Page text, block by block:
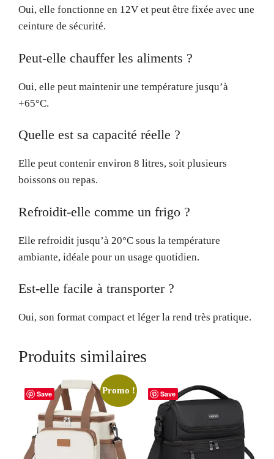
Oui, elle fonctionne en 12V et peut être fixée avec une
ceinture de sécurité.
Peut-elle chauffer les aliments ?
Oui, elle peut maintenir une température jusqu’à
+65°C.
Quelle est sa capacité réelle ?
Elle peut contenir environ 8 litres, soit plusieurs
boissons ou repas.
Refroidit-elle comme un frigo ?
Elle refroidit jusqu’à 20°C sous la température
ambiante, idéale pour un usage quotidien.
Est-elle facile à transporter ?
Oui, son format compact et léger la rend très pratique.
Produits similaires
Save Promo ! Save